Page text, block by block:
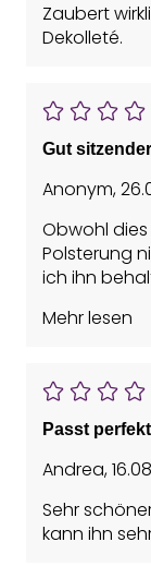
Zaubert
Dekolleté.
Gut
Anonym,
Obwohl dies
Polsterung
ich ihn
statt 80B)
ich eine
Polsterung
mehrere
genug,
nicht von
Mehr lesen
Passt perfekt
Andrea,
Sehr schöner
kann ihn